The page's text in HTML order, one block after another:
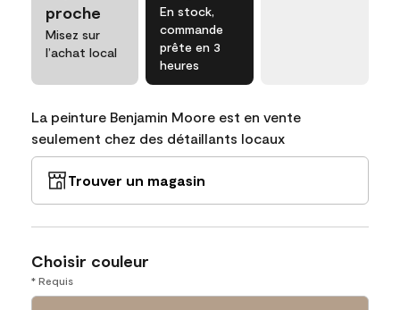
proche
Misez sur
l’achat local
En stock,
commande
prête en 3
heures
La peinture Benjamin Moore est en vente
seulement chez des détaillants locaux
Trouver un magasin
Choisir couleur
* Requis